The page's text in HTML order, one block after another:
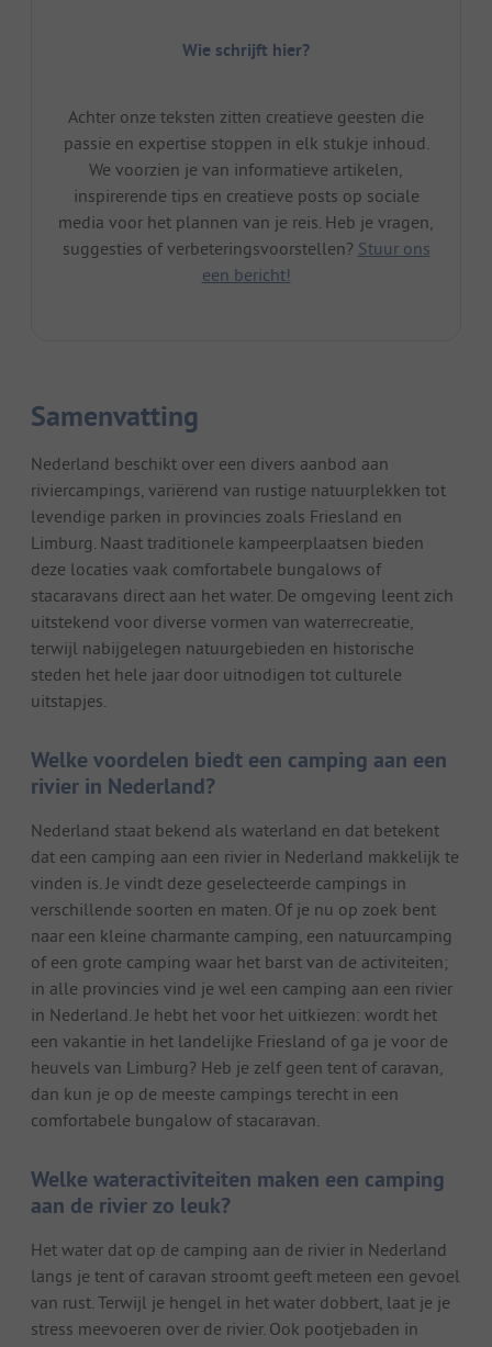
Wie schrijft hier?
Achter onze teksten zitten creatieve geesten die
passie en expertise stoppen in elk stukje inhoud.
We voorzien je van informatieve artikelen,
inspirerende tips en creatieve posts op sociale
media voor het plannen van je reis. Heb je vragen,
suggesties of verbeteringsvoorstellen? Stuur ons
een bericht!
Samenvatting
Nederland beschikt over een divers aanbod aan
riviercampings, variërend van rustige natuurplekken tot
levendige parken in provincies zoals Friesland en
Limburg. Naast traditionele kampeerplaatsen bieden
deze locaties vaak comfortabele bungalows of
stacaravans direct aan het water. De omgeving leent zich
uitstekend voor diverse vormen van waterrecreatie,
terwijl nabijgelegen natuurgebieden en historische
steden het hele jaar door uitnodigen tot culturele
uitstapjes.
Welke voordelen biedt een camping aan een
rivier in Nederland?
Nederland staat bekend als waterland en dat betekent
dat een camping aan een rivier in Nederland makkelijk te
vinden is. Je vindt deze geselecteerde campings in
verschillende soorten en maten. Of je nu op zoek bent
naar een kleine charmante camping, een natuurcamping
of een grote camping waar het barst van de activiteiten;
in alle provincies vind je wel een camping aan een rivier
in Nederland. Je hebt het voor het uitkiezen: wordt het
een vakantie in het landelijke Friesland of ga je voor de
heuvels van Limburg? Heb je zelf geen tent of caravan,
dan kun je op de meeste campings terecht in een
comfortabele bungalow of stacaravan.
Welke wateractiviteiten maken een camping
aan de rivier zo leuk?
Het water dat op de camping aan de rivier in Nederland
langs je tent of caravan stroomt geeft meteen een gevoel
van rust. Terwijl je hengel in het water dobbert, laat je je
stress meevoeren over de rivier. Ook pootjebaden in